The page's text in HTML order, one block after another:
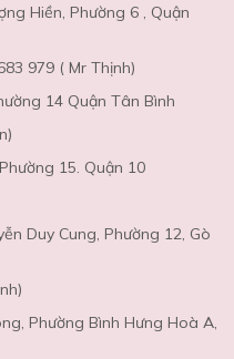
Hiền, Phường 6 , Quận
979 ( Mr Thịnh)
14 Quận Tân Bình
15. Quận 10
Duy Cung, Phường 12, Gò
Phường Bình Hưng Hoà A,